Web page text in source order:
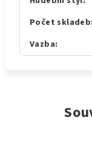
Počet skladeb:
Vazba: